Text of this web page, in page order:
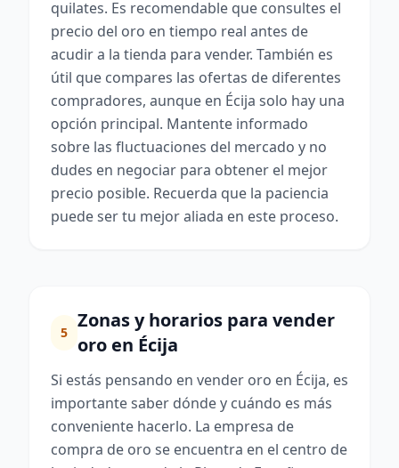
quilates. Es recomendable que consultes el
precio del oro en tiempo real antes de
acudir a la tienda para vender. También es
útil que compares las ofertas de diferentes
compradores, aunque en Écija solo hay una
opción principal. Mantente informado
sobre las fluctuaciones del mercado y no
dudes en negociar para obtener el mejor
precio posible. Recuerda que la paciencia
puede ser tu mejor aliada en este proceso.
5
Zonas y horarios para vender
oro en Écija
Si estás pensando en vender oro en Écija, es
importante saber dónde y cuándo es más
conveniente hacerlo. La empresa de
compra de oro se encuentra en el centro de